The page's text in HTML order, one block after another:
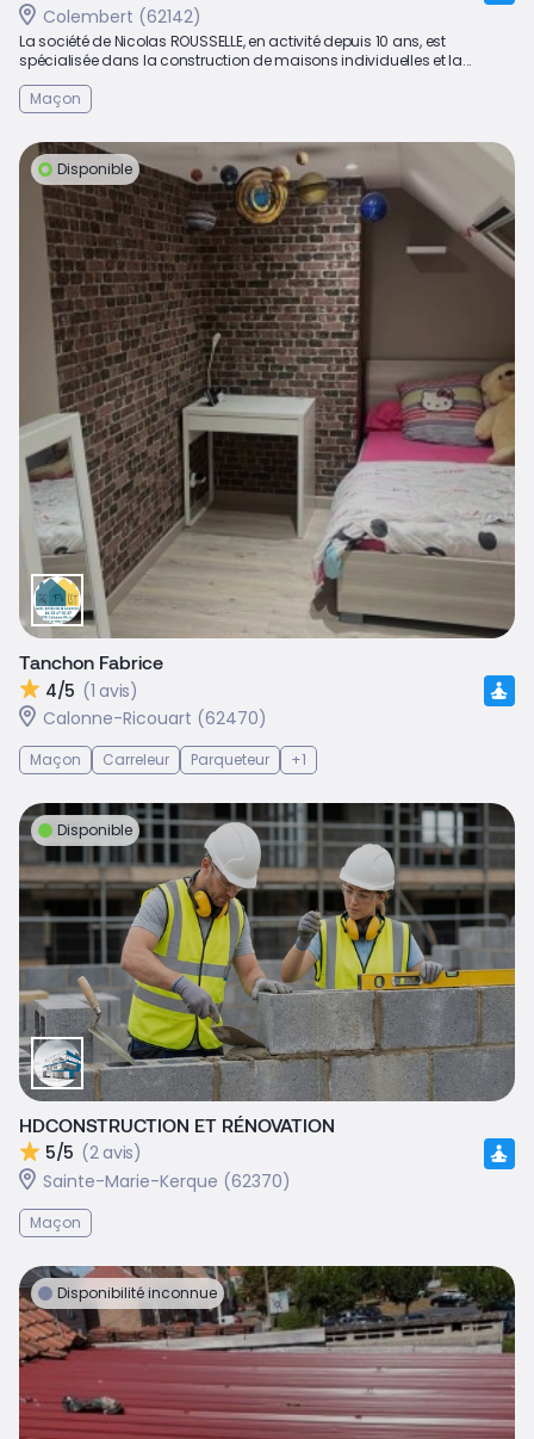
Colembert (62142)
La société de Nicolas ROUSSELLE, en activité depuis 10 ans, est
spécialisée dans la construction de maisons individuelles et la...
Maçon
Disponible
Tanchon Fabrice
4/5 (1 avis)
Calonne-Ricouart (62470)
Maçon Carreleur Parqueteur +1
Disponible
HDCONSTRUCTION ET RÉNOVATION
5/5 (2 avis)
Sainte-Marie-Kerque (62370)
Maçon
Disponibilité inconnue